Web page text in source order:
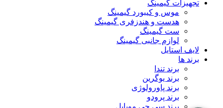
تجهیزات گیمینگ
موس و کیبورد گیمینگ
هدست و هندزفری گیمینگ
ست گیمینگ
لوازم جانبی گیمینگ
لایف استایل
برند ها
برند تندا
برند یوگرین
برند پاورولوژی
برند پرودو